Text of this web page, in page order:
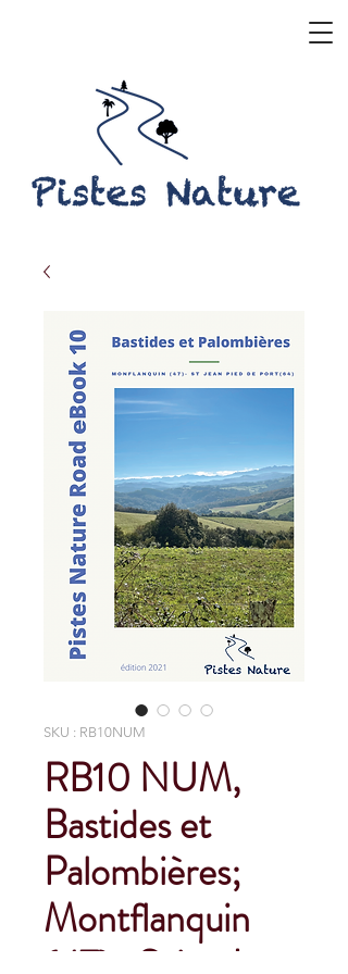
SKU : RB10NUM
RB10 NUM,
Bastides et
Palombières;
Montflanquin